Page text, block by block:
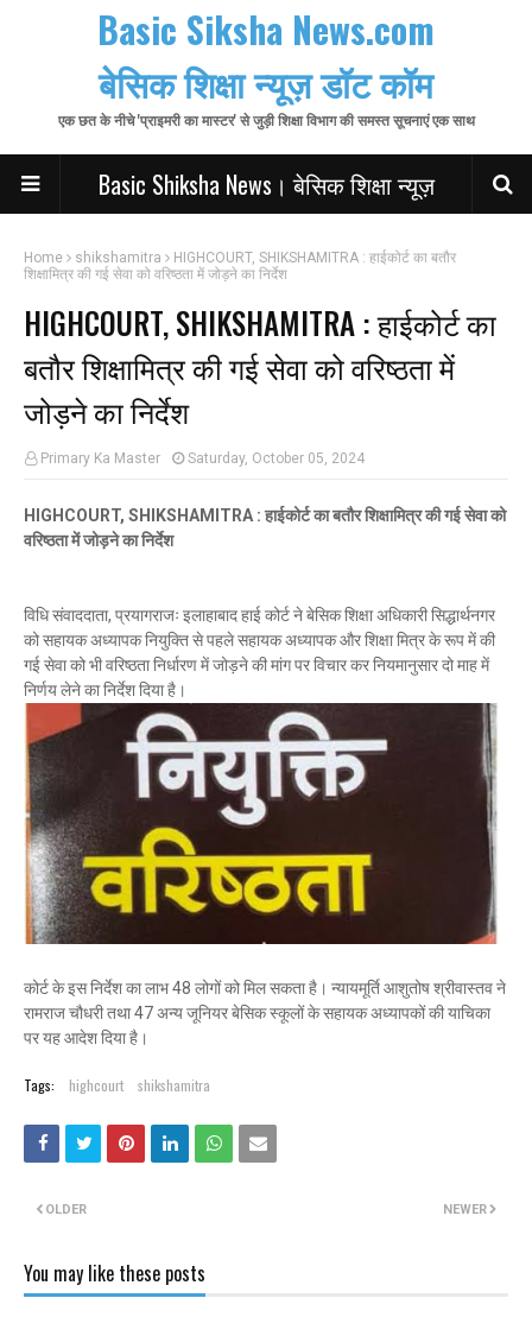
Basic Siksha News.com
बेसिक शिक्षा न्यूज़ डॉट कॉम
एक छत के नीचे 'प्राइमरी का मास्टर' से जुड़ी शिक्षा विभाग की समस्त सूचनाएं एक साथ
Basic Shiksha News। बेसिक शिक्षा न्यूज़
Home shikshamitra
HIGHCOURT, SHIKSHAMITRA : हाईकोर्ट का बतौर
शिक्षामित्र की गई सेवा को वरिष्ठता में जोड़ने का निर्देश
HIGHCOURT, SHIKSHAMITRA : हाईकोर्ट का
बतौर शिक्षामित्र की गई सेवा को वरिष्ठता में
जोड़ने का निर्देश
Primary Ka Master Saturday, October 05, 2024
HIGHCOURT, SHIKSHAMITRA : हाईकोर्ट का बतौर शिक्षामित्र की गई सेवा को
वरिष्ठता में जोड़ने का निर्देश
विधि संवाददाता, प्रयागराजः इलाहाबाद हाई कोर्ट ने बेसिक शिक्षा अधिकारी सिद्धार्थनगर
को सहायक अध्यापक नियुक्ति से पहले सहायक अध्यापक और शिक्षा मित्र के रूप में की
गई सेवा को भी वरिष्ठता निर्धारण में जोड़ने की मांग पर विचार कर नियमानुसार दो माह में
निर्णय लेने का निर्देश दिया है।
कोर्ट के इस निर्देश का लाभ 48 लोगों को मिल सकता है। न्यायमूर्ति आशुतोष श्रीवास्तव ने
रामराज चौधरी तथा 47 अन्य जूनियर बेसिक स्कूलों के सहायक अध्यापकों की याचिका
पर यह आदेश दिया है।
Tags: highcourt shikshamitra
NEWER
OLDER
You may like these posts